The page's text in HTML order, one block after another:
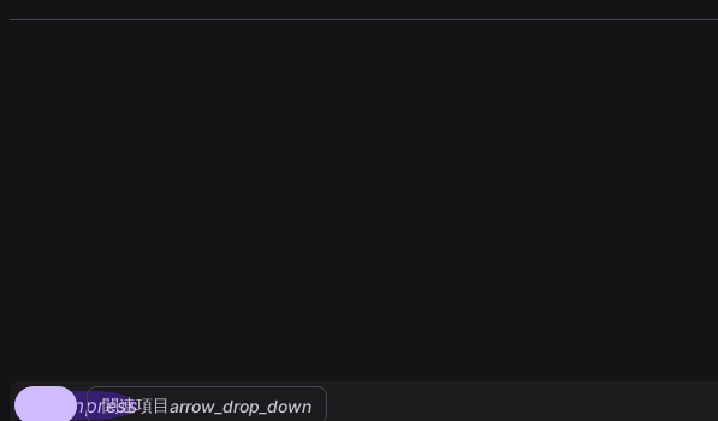
compress
関連項目arrow_drop_down